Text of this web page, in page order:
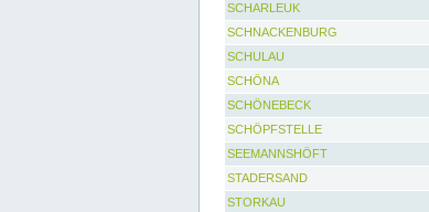
SCHARLEUK
SCHNACKENBURG
SCHULAU
SCHÖNA
SCHÖNEBECK
SCHÖPFSTELLE
SEEMANNSHÖFT
STADERSAND
STORKAU